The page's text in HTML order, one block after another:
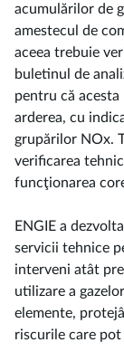
acumulărilor de
amestecul de
aceea trebuie
buletinul de
pentru că
arderea, cu
grupărilor NOx.
verificarea
funcţionarea
ENGIE a
servicii tehnice
interveni atât
utilizare a
elemente,
riscurile care pot